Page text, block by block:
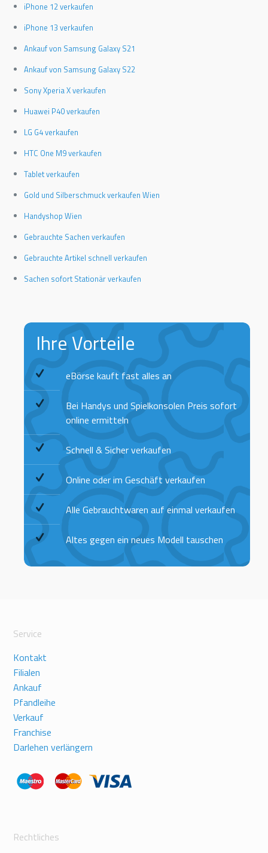
iPhone 12 verkaufen
iPhone 13 verkaufen
Ankauf von Samsung Galaxy S21
Ankauf von Samsung Galaxy S22
Sony Xperia X verkaufen
Huawei P40 verkaufen
LG G4 verkaufen
HTC One M9 verkaufen
Tablet verkaufen
Gold und Silberschmuck verkaufen Wien
Handyshop Wien
Gebrauchte Sachen verkaufen
Gebrauchte Artikel schnell verkaufen
Sachen sofort Stationär verkaufen
Ihre Vorteile
eBörse kauft fast alles an
Bei Handys und Spielkonsolen Preis sofort
online ermitteln
Schnell & Sicher verkaufen
Online oder im Geschäft verkaufen
Alle Gebrauchtwaren auf einmal verkaufen
Altes gegen ein neues Modell tauschen
Service
Kontakt
Filialen
Ankauf
Pfandleihe
Verkauf
Franchise
Darlehen verlängern
Rechtliches